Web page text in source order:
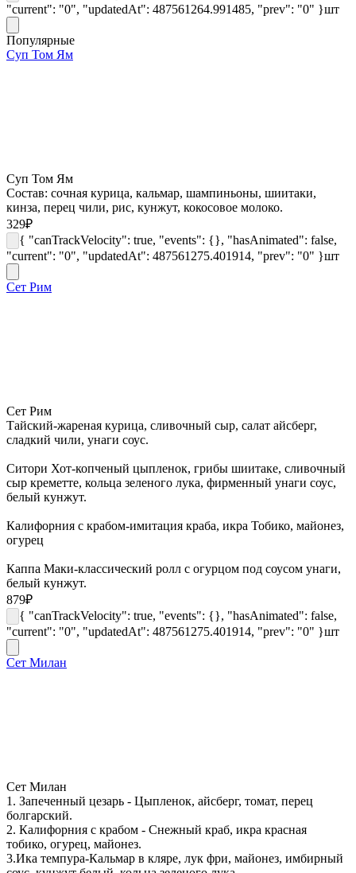
"current": "0", "updatedAt": 487561264.991485, "prev": "0" }шт
Популярные
Суп Том Ям
Суп Том Ям
Состав: сочная курица, кальмар, шампиньоны, шиитаки,
кинза, перец чили, рис, кунжут, кокосовое молоко.
329₽
{ "canTrackVelocity": true, "events": {}, "hasAnimated": false,
"current": "0", "updatedAt": 487561275.401914, "prev": "0" }шт
Сет Рим
Сет Рим
Тайский-жареная курица, сливочный сыр, салат айсберг,
сладкий чили, унаги соус.
Ситори Хот-копченый цыпленок, грибы шиитаке, сливочный
сыр креметте, кольца зеленого лука, фирменный унаги соус,
белый кунжут.
Калифорния с крабом-имитация краба, икра Тобико, майонез,
огурец
Каппа Маки-классический ролл с огурцом под соусом унаги,
белый кунжут.
879₽
{ "canTrackVelocity": true, "events": {}, "hasAnimated": false,
"current": "0", "updatedAt": 487561275.401914, "prev": "0" }шт
Сет Милан
Сет Милан
1. Запеченный цезарь - Цыпленок, айсберг, томат, перец
болгарский.
2. Калифорния с крабом - Снежный краб, икра красная
тобико, огурец, майонез.
3.Ика темпура-Кальмар в кляре, лук фри, майонез, имбирный